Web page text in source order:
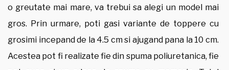
o greutate mai mare, va trebui sa alegi un model mai
gros. Prin urmare, poti gasi variante de toppere cu
grosimi incepand de la 4.5 cm si ajugand pana la 10 cm.
Acestea pot fi realizate fie din spuma poliuretanica, fie